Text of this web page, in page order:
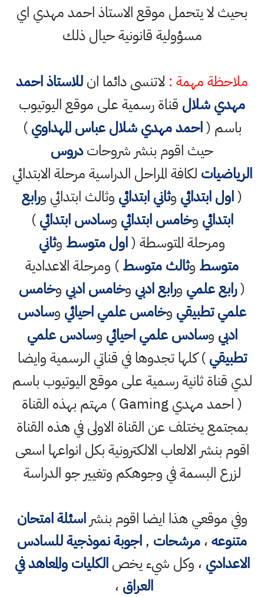
بحيث لا يتحمل موقع الاستاذ احمد مهدي اي
مسؤولية قانونية حيال ذلك
ملاحظة مهمة : لاتنسى دائما انللاستاذ احمد
مهدي شلال قناة رسمية على موقع اليوتيوب
باسم (احمد مهدي شلال عباس المهداوي)
حيث اقوم بنشر شروحاتدروس
الرياضيات لكافة المراحل الدراسية مرحلة الابتدائي
(اول ابتدائي وثاني ابتدائي وثالث ابتدائي ورابع
ابتدائي وخامس ابتدائي وسادس ابتدائي)
ومرحلة المتوسطة (اول متوسط وثاني
متوسط وثالث متوسط) ومرحلة الاعدادية
(رابع علمي ورابع ادبي وخامس ادبي وخامس
علمي تطبيقي وخامس علمي احيائي وسادس
ادبي وسادس علمي احيائي وسادس علمي
تطبيقي) كلها تجدوها في قناتي الرسمية وايضا
لدي قناة ثانية رسمية على موقع اليوتيوب باسم
( احمد مهدي Gaming ) مهتم بهذه القناة
بمجتمع يختلف عن القناة الاولى في هذه القناة
اقوم بنشر الالعاب الالكترونية بكل انواعها اسعى
لزرع البسمة في وجوهكم وتغيير جو الدراسة
وفي موقعي هذا ايضا اقوم بنشراسئلة امتحان
متنوعه،مرشحات ,اجوبة نموذجية للسادس
الاعدادي ، وكل شيء يخصالكليات والمعاهد في
العراق ،